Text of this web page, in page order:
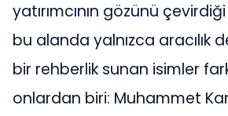
yatırımcının gözünü
bu alanda yalnızca aracılık
bir rehberlik sunan isimler
onlardan biri: Muhammet